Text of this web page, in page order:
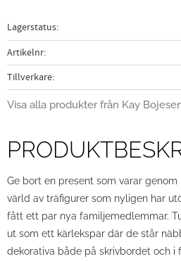
Lagerstatus
Artikelnr
Tillverkare
Visa alla produkter från Kay
Ge bort en present som varar genom
värld av träfigurer som nyligen har
fått ett par nya familjemedlemmar.
ut som ett kärlekspar där de står
dekorativa både på skrivbordet och i